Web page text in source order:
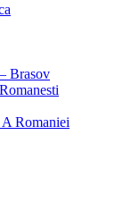
Brasov
Romaniei